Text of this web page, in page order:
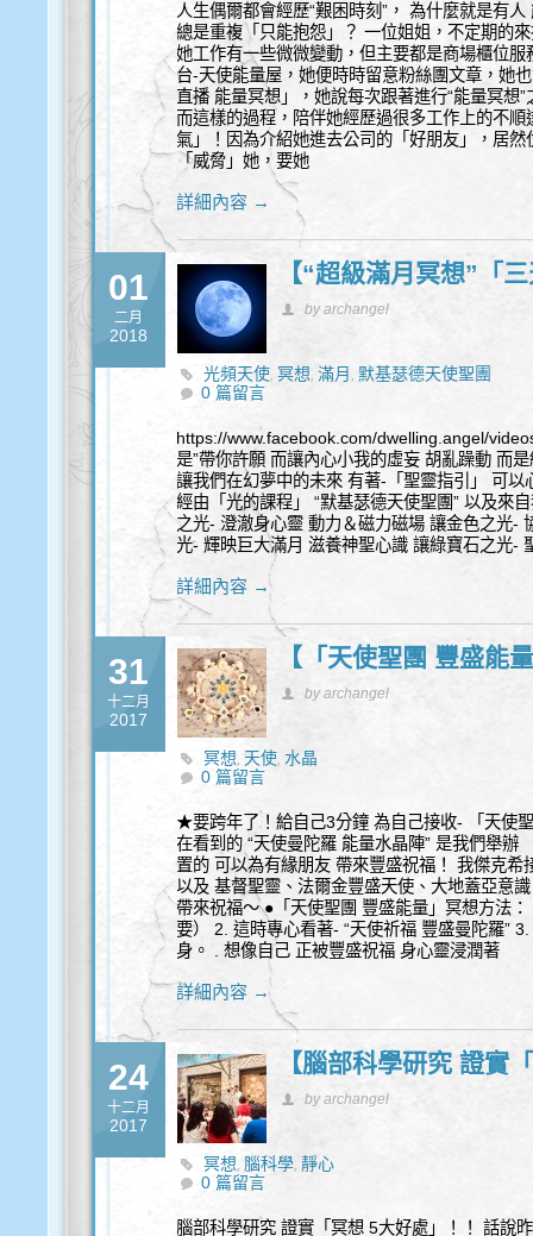
人生偶爾都會經歷“艱困時刻”， 為什麼就是有
總是重複「只能抱怨」？ 一位姐姐，不定期的
她工作有一些微微變動，但主要都是商場櫃位
台-天使能量屋，她便時時留意粉絲團文章，她
直播 能量冥想」，她說每次跟著進行“能量冥想
而這樣的過程，陪伴她經歷過很多工作上的不
氣」！因為介紹她進去公司的「好朋友」，居然
「威脅」她，要她
詳細內容 →
01
二月
2018
【“超級滿月冥想”「
by archangel
光頻天使,冥想,滿月 , 默基瑟德天使聖團
0 篇留言
https://www.facebook.com/dwelling.angel/
是”帶你許願 而讓內心小我的虛妄 胡亂躁動 而
讓我們在幻夢中的未來 有著-「聖靈指引」 可
經由「光的課程」 “默基瑟德天使聖團” 以及來
之光- 澄澈身心靈 動力＆磁力磁場 讓金色之光-
光- 輝映巨大滿月 滋養神聖心識 讓綠寶石之光-
詳細內容 →
31
十二月
2017
【「天使聖團 豐盛能
by archangel
冥想, 天使,水晶
0 篇留言
★要跨年了！給自己3分鐘 為自己接收- 「天使
在看到的 “天使曼陀羅 能量水晶陣” 是我們舉辦
置的 可以為有緣朋友 帶來豐盛祝福！ 我傑克
以及 基督聖靈、法爾金豐盛天使、大地蓋亞意
帶來祝福～ ●「天使聖團 豐盛能量」冥想方法
要） 2. 這時專心看著- “天使祈福 豐盛曼陀羅”
身。 . 想像自己 正被豐盛祝福 身心靈浸潤著
詳細內容 →
24
十二月
2017
【腦部科學研究 證實
by archangel
冥想, 腦科學,靜心
0 篇留言
腦部科學研究 證實「冥想 5大好處」！！ 話說